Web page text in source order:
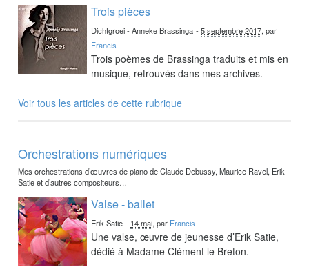
Trois pièces
Dichtgroei - Anneke Brassinga -5 septembre 2017, par
Francis
Trois poèmes de Brassinga traduits et mis en
musique, retrouvés dans mes archives.
Voir tous les articles de cette rubrique
Orchestrations numériques
Mes orchestrations d’œuvres de piano de Claude Debussy, Maurice Ravel, Erik
Satie et d’autres compositeurs…
Valse - ballet
Erik Satie - 14 mai, par Francis
Une valse, œuvre de jeunesse d’Erik Satie,
dédié à Madame Clément le Breton.